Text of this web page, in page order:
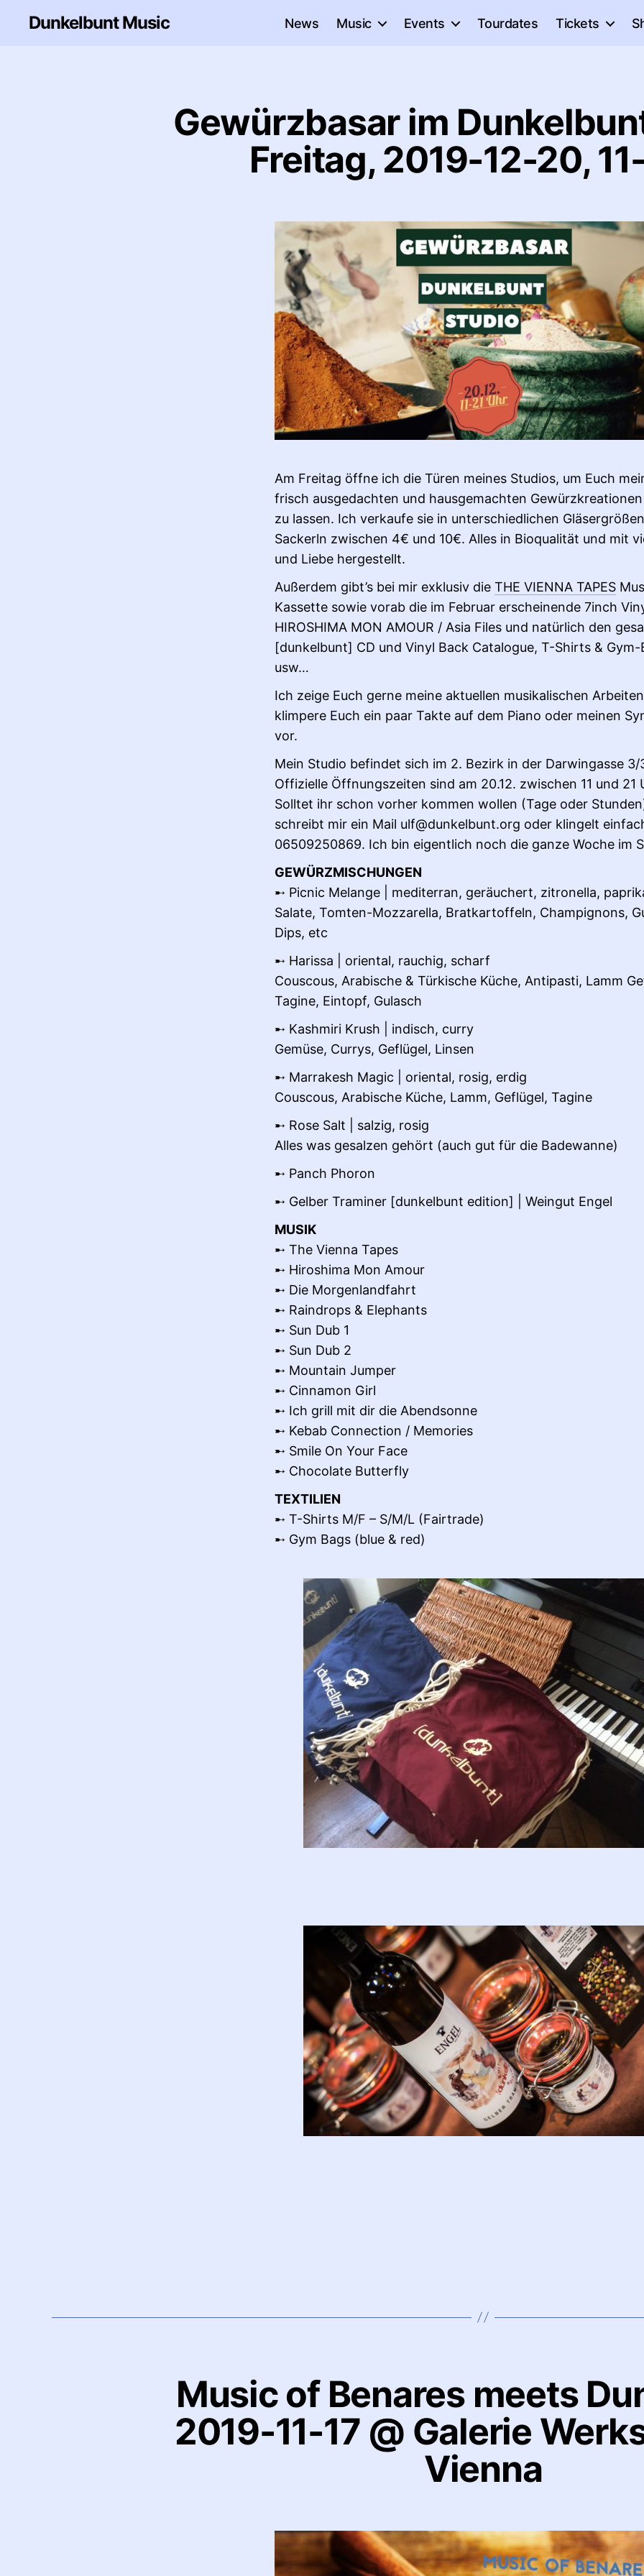
Dunkelbunt Music News Music Events Tourdates Tickets
Gewürzbasar im
Freitag, 2019-12-20,
Am Freitag öffne ich die Türen meines Studios, um Euch
frisch ausgedachten und hausgemachten
zu lassen. Ich verkaufe sie in unterschiedlichen
Sackerln zwischen 4€ und 10€. Alles in Bioqualität und mit
und Liebe hergestellt.
Außerdem gibt’s bei mir exklusiv die THE VIENNA TAPES
Kassette sowie vorab die im Februar erscheinende 7inch
HIROSHIMA MON AMOUR / Asia Files und natürlich den
[dunkelbunt] CD und Vinyl Back Catalogue, T-Shirts & Gym-
usw…
Ich zeige Euch gerne meine aktuellen musikalischen
klimpere Euch ein paar Takte auf dem Piano oder meinen
vor.
Mein Studio befindet sich im 2. Bezirk in der Darwingasse 3/
Offizielle Öffnungszeiten sind am 20.12. zwischen 11 und 21
Solltet ihr schon vorher kommen wollen (Tage oder
schreibt mir ein Mail ulf@dunkelbunt.org oder klingelt
06509250869. Ich bin eigentlich noch die ganze Woche im
GEWÜRZMISCHUNGEN
➸ Picnic Melange | mediterran, geräuchert, zitronella,
Salate, Tomten-Mozzarella, Bratkartoffeln, Champignons,
Dips, etc
➸ Harissa | oriental, rauchig, scharf
Couscous, Arabische & Türkische Küche, Antipasti, Lamm
Tagine, Eintopf, Gulasch
➸ Kashmiri Krush | indisch, curry
Gemüse, Currys, Geflügel, Linsen
➸ Marrakesh Magic | oriental, rosig, erdig
Couscous, Arabische Küche, Lamm, Geflügel, Tagine
➸ Rose Salt | salzig, rosig
Alles was gesalzen gehört (auch gut für die Badewanne)
➸ Panch Phoron
➸ Gelber Traminer [dunkelbunt edition] | Weingut Engel
MUSIK
➸ The Vienna Tapes
➸ Hiroshima Mon Amour
➸ Die Morgenlandfahrt
➸ Raindrops & Elephants
➸ Sun Dub 1
➸ Sun Dub 2
➸ Mountain Jumper
➸ Cinnamon Girl
➸ Ich grill mit dir die Abendsonne
➸ Kebab Connection / Memories
➸ Smile On Your Face
➸ Chocolate Butterfly
TEXTILIEN
➸ T-Shirts M/F – S/M/L (Fairtrade)
➸ Gym Bags (blue & red)
Music of Benares meets
2019-11-17 @ Galerie
Vienna